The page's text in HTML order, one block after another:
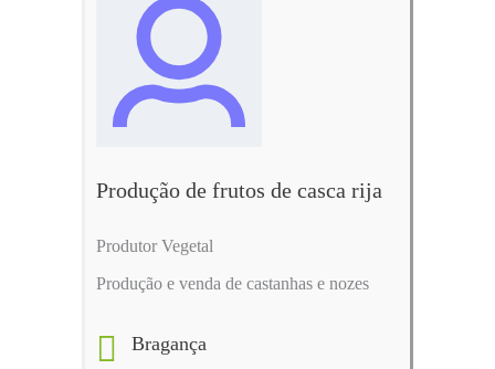
Produção de frutos de casca rija
Produtor Vegetal
Produção e venda de castanhas e nozes
Bragança